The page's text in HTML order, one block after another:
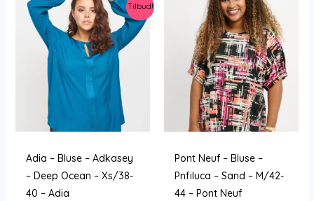
Tilbud!
Adia – Bluse – Adkasey
– Deep Ocean – Xs/38-
40 – Adia
Pont Neuf – Bluse –
Pnfiluca – Sand – M/42-
44 – Pont Neuf